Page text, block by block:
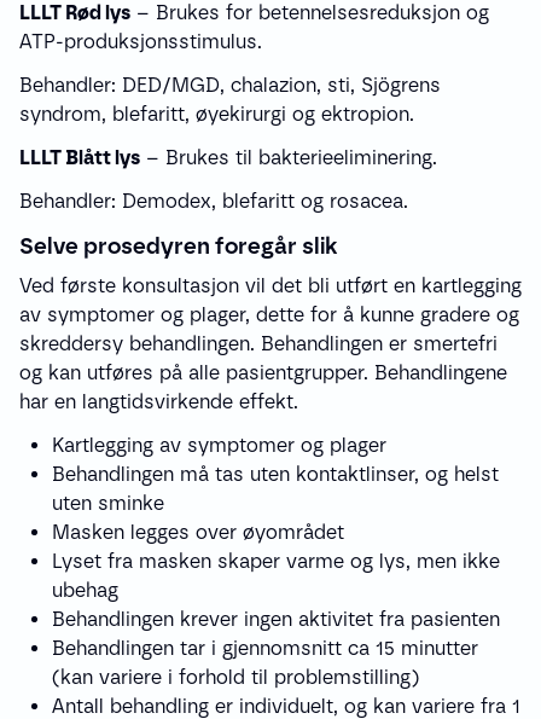
LLLT Rød lys – Brukes for betennelsesreduksjon og
ATP-produksjonsstimulus.
Behandler: DED/MGD, chalazion, sti, Sjögrens
syndrom, blefaritt, øyekirurgi og ektropion.
LLLT Blått lys – Brukes til bakterieeliminering.
Behandler: Demodex, blefaritt og rosacea.
Selve prosedyren foregår slik
Ved første konsultasjon vil det bli utført en kartlegging
av symptomer og plager, dette for å kunne gradere og
skreddersy behandlingen. Behandlingen er smertefri
og kan utføres på alle pasientgrupper. Behandlingene
har en langtidsvirkende effekt.
Kartlegging av symptomer og plager
Behandlingen må tas uten kontaktlinser, og helst
uten sminke
Masken legges over øyområdet
Lyset fra masken skaper varme og lys, men ikke
ubehag
Behandlingen krever ingen aktivitet fra pasienten
Behandlingen tar i gjennomsnitt ca 15 minutter
(kan variere i forhold til problemstilling)
Antall behandling er individuelt, og kan variere fra 1